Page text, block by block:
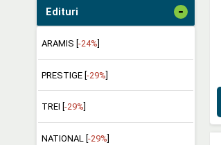
Edituri -
ARAMIS [-24%]
PRESTIGE [-29%]
TREI [ -29%
NATIONAL [ -29%